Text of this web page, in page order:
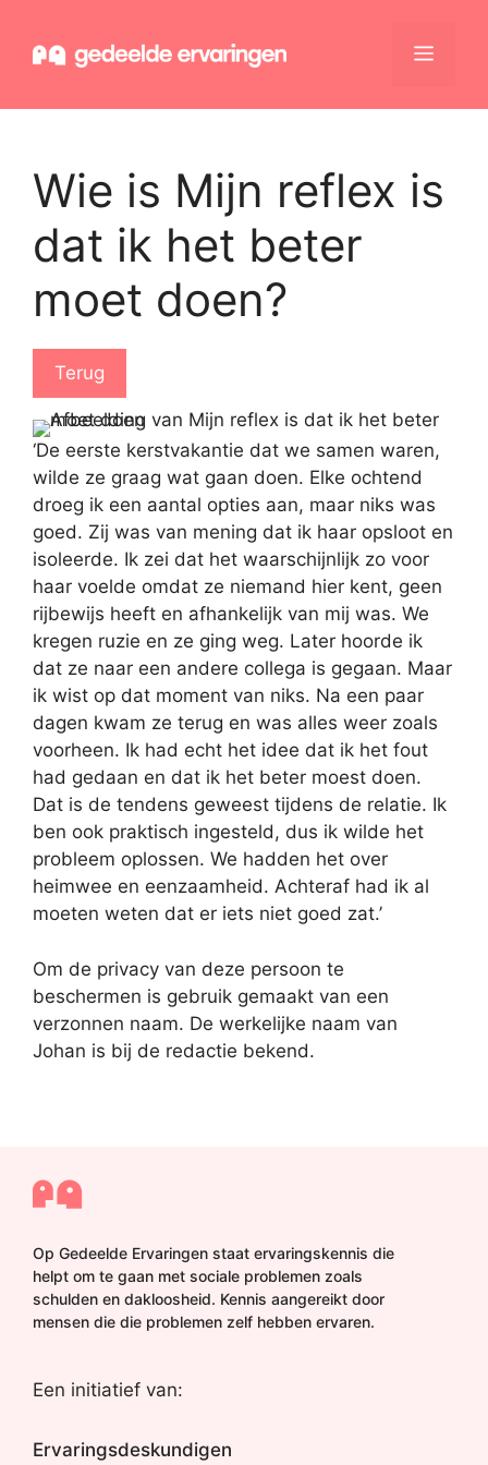
naar
Menu
Wie is Mijn reflex is
dat ik het beter
moet doen?
Terug
‘De eerste kerstvakantie dat we samen waren,
wilde ze graag wat gaan doen. Elke ochtend
droeg ik een aantal opties aan, maar niks was
goed. Zij was van mening dat ik haar opsloot en
isoleerde. Ik zei dat het waarschijnlijk zo voor
haar voelde omdat ze niemand hier kent, geen
rijbewijs heeft en afhankelijk van mij was. We
kregen ruzie en ze ging weg. Later hoorde ik
dat ze naar een andere collega is gegaan. Maar
ik wist op dat moment van niks. Na een paar
dagen kwam ze terug en was alles weer zoals
voorheen. Ik had echt het idee dat ik het fout
had gedaan en dat ik het beter moest doen.
Dat is de tendens geweest tijdens de relatie. Ik
ben ook praktisch ingesteld, dus ik wilde het
probleem oplossen. We hadden het over
heimwee en eenzaamheid. Achteraf had ik al
moeten weten dat er iets niet goed zat.’
Om de privacy van deze persoon te
beschermen is gebruik gemaakt van een
verzonnen naam. De werkelijke naam van
Johan is bij de redactie bekend.
Op Gedeelde Ervaringen staat ervaringskennis die
helpt om te gaan met sociale problemen zoals
schulden en dakloosheid. Kennis aangereikt door
mensen die die problemen zelf hebben ervaren.
Een initiatief van:
Ervaringsdeskundigen